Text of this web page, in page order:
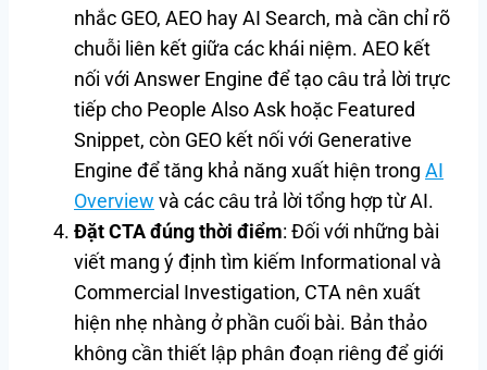
nhắc GEO, AEO hay AI Search, mà cần chỉ rõ
chuỗi liên kết giữa các khái niệm. AEO kết
nối với Answer Engine để tạo câu trả lời trực
tiếp cho People Also Ask hoặc Featured
Snippet, còn GEO kết nối với Generative
Engine để tăng khả năng xuất hiện trong AI
Overview và các câu trả lời tổng hợp từ AI.
Đặt CTA đúng thời điểm: Đối với những bài
viết mang ý định tìm kiếm Informational và
Commercial Investigation, CTA nên xuất
hiện nhẹ nhàng ở phần cuối bài. Bản thảo
không cần thiết lập phân đoạn riêng để giới